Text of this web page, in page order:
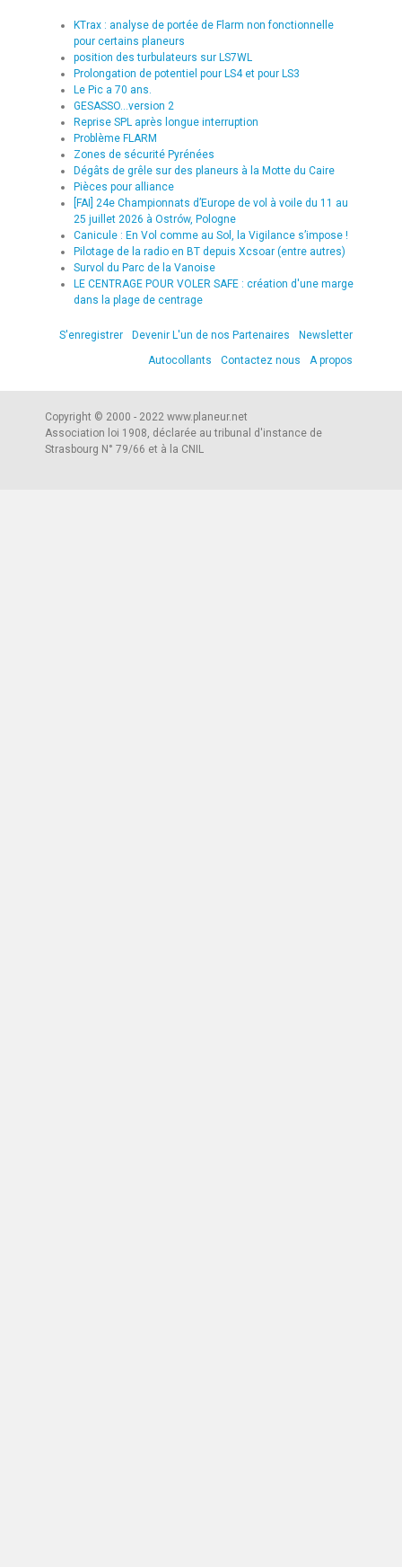
KTrax : analyse de portée de Flarm non fonctionnelle
pour certains planeurs
position des turbulateurs sur LS7WL
Prolongation de potentiel pour LS4 et pour LS3
Le Pic a 70 ans.
GESASSO...version 2
Reprise SPL après longue interruption
Problème FLARM
Zones de sécurité Pyrénées
Dégâts de grêle sur des planeurs à la Motte du Caire
Pièces pour alliance
[FAI] 24e Championnats d’Europe de vol à voile du 11 au
25 juillet 2026 à Ostrów, Pologne
Canicule : En Vol comme au Sol, la Vigilance s’impose !
Pilotage de la radio en BT depuis Xcsoar (entre autres)
Survol du Parc de la Vanoise
LE CENTRAGE POUR VOLER SAFE : création d'une marge
dans la plage de centrage
S'enregistrer Devenir L'un de nos Partenaires
Newsletter
Autocollants
Contactez nous A propos
Copyright © 2000 - 2022 www.planeur.net
Association loi 1908, déclarée au tribunal d'instance de
Strasbourg N° 79/66 et à la CNIL